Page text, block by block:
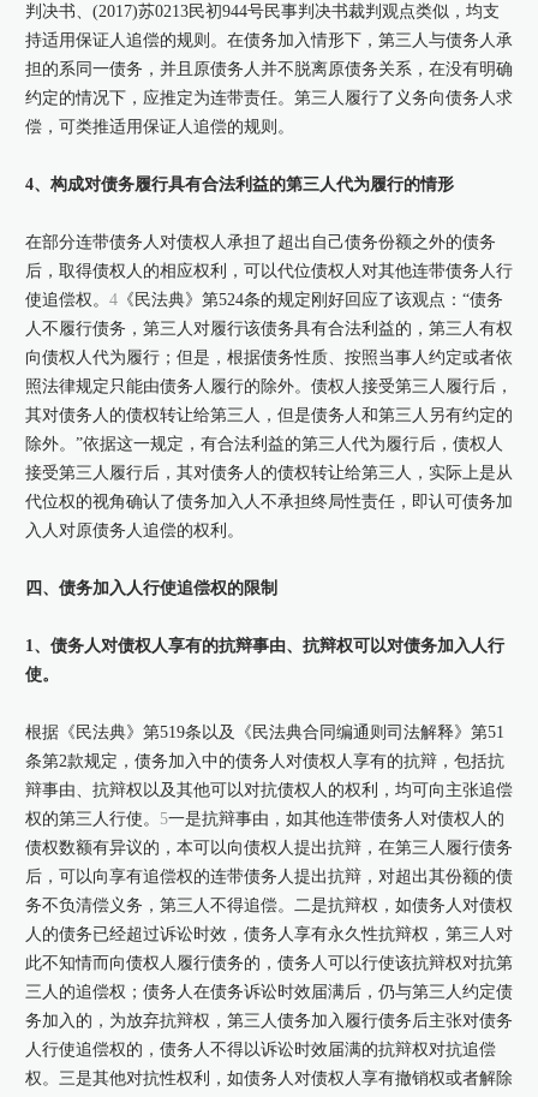
判决书、(2017)苏0213民初944号民事判决书裁判观点类似，均支
持适用保证人追偿的规则。在债务加入情形下，第三人与债务人承
担的系同一债务，并且原债务人并不脱离原债务关系，在没有明确
约定的情况下，应推定为连带责任。第三人履行了义务向债务人求
偿，可类推适用保证人追偿的规则。
4、构成对债务履行具有合法利益的第三人代为履行的情形
在部分连带债务人对债权人承担了超出自己债务份额之外的债务
后，取得债权人的相应权利，可以代位债权人对其他连带债务人行
使追偿权。 4《民法典》第524条的规定刚好回应了该观点：“债务
人不履行债务，第三人对履行该债务具有合法利益的，第三人有权
向债权人代为履行；但是，根据债务性质、按照当事人约定或者依
照法律规定只能由债务人履行的除外。债权人接受第三人履行后，
其对债务人的债权转让给第三人，但是债务人和第三人另有约定的
除外。”依据这一规定，有合法利益的第三人代为履行后，债权人
接受第三人履行后，其对债务人的债权转让给第三人，实际上是从
代位权的视角确认了债务加入人不承担终局性责任，即认可债务加
入人对原债务人追偿的权利。
四、债务加入人行使追偿权的限制
1、债务人对债权人享有的抗辩事由、抗辩权可以对债务加入人行
使。
根据《民法典》第519条以及《民法典合同编通则司法解释》第51
条第2款规定，债务加入中的债务人对债权人享有的抗辩，包括抗
辩事由、抗辩权以及其他可以对抗债权人的权利，均可向主张追偿
权的第三人行使。 5一是抗辩事由，如其他连带债务人对债权人的
债权数额有异议的，本可以向债权人提出抗辩，在第三人履行债务
后，可以向享有追偿权的连带债务人提出抗辩，对超出其份额的债
务不负清偿义务，第三人不得追偿。二是抗辩权，如债务人对债权
人的债务已经超过诉讼时效，债务人享有永久性抗辩权，第三人对
此不知情而向债权人履行债务的，债务人可以行使该抗辩权对抗第
三人的追偿权；债务人在债务诉讼时效届满后，仍与第三人约定债
务加入的，为放弃抗辩权，第三人债务加入履行债务后主张对债务
人行使追偿权的，债务人不得以诉讼时效届满的抗辩权对抗追偿
权。三是其他对抗性权利，如债务人对债权人享有撤销权或者解除